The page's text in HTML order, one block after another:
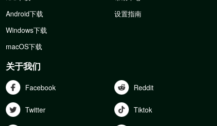
Android下载
Windows下载
macOS下载
设置指南
关于我们
Facebook Reddit
Twitter Tiktok